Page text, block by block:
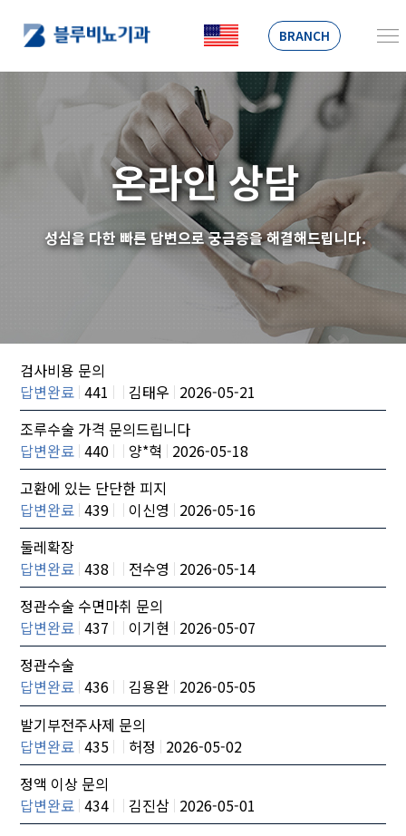
BRANCH
온라인 상담
성심을 다한 빠른 답변으로 궁금증을 해결해드립니다.
검사비용 문의
답변완료 441 김태우 2026-05-21
조루수술 가격 문의드립니다
답변완료 440 양*혁 2026-05-18
고환에 있는 단단한 피지
답변완료 439 이신영 2026-05-16
둘레확장
답변완료 438 전수영 2026-05-14
정관수술 수면마취 문의
답변완료 437 이기현 2026-05-07
정관수술
답변완료 436 김용완 2026-05-05
발기부전주사제 문의
답변완료 435 허정 2026-05-02
정액 이상 문의
답변완료 434 김진삼 2026-05-01